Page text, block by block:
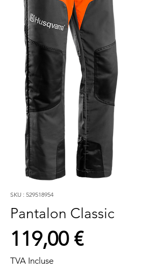
SKU : 529518954
Pantalon Classic
119,00 €Prix
TVA Incluse